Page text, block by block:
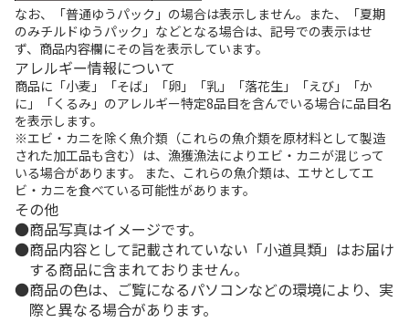
なお、「普通ゆうパック」の場合は表示しません。また、「夏期
のみチルドゆうパック」などとなる場合は、記号での表示はせ
ず、商品内容欄にその旨を表示しています。
アレルギー情報について
商品に「小麦」「そば」「卵」「乳」「落花生」「えび」「か
に」「くるみ」のアレルギー特定8品目を含んでいる場合に品目名
を表示します。
※エビ・カニを除く魚介類（これらの魚介類を原材料として製造
された加工品も含む）は、漁獲漁法によりエビ・カニが混じって
いる場合があります。 また、これらの魚介類は、エサとしてエ
ビ・カニを食べている可能性があります。
その他
商品写真はイメージです。
商品内容として記載されていない「小道具類」はお届け
する商品に含まれておりません。
商品の色は、ご覧になるパソコンなどの環境により、実
際と異なる場合があります。